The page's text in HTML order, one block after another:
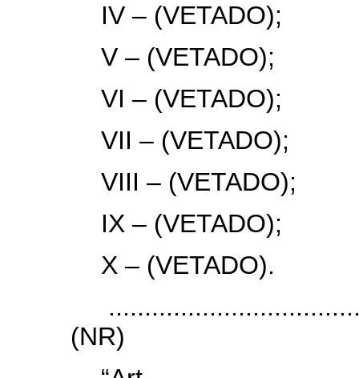
IV – (VETADO);
V – (VETADO);
VI – (VETADO);
VII – (VETADO);
VIII – (VETADO);
IX – (VETADO);
X – (VETADO).
(NR)